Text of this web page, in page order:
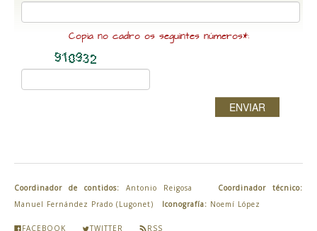
Copia no cadro os seguintes números*:
ENVIAR
Coordinador de contidos: Antonio Reigosa Coordinador técnico:
Manuel Fernández Prado (Lugonet) Iconografía: Noemí López
FACEBOOK TWITTER RSS